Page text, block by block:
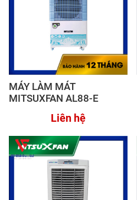
MÁY LÀM MÁT
MITSUXFAN AL88-E
Liên hệ